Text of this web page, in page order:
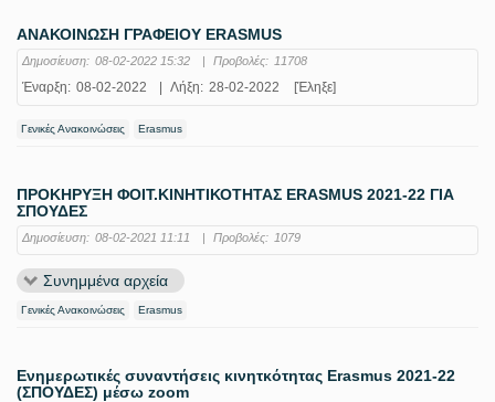
ΑΝΑΚΟΙΝΩΣΗ ΓΡΑΦΕΙΟΥ ERASMUS
Δημοσίευση: 08-02-2022 15:32 | Προβολές: 11708
Έναρξη: 08-02-2022 Λήξη: 28-02-2022 [Έληξε]
Γενικές Ανακοινώσεις Erasmus
ΠΡΟΚΗΡΥΞΗ ΦΟΙΤ.ΚΙΝΗΤΙΚΟΤΗΤΑΣ ERASMUS 2021-22 ΓΙΑ
ΣΠΟΥΔΕΣ
Δημοσίευση: 08-02-2021 11:11 | Προβολές: 1079
Συνημμένα αρχεία
Γενικές Ανακοινώσεις Erasmus
Ενημερωτικές συναντήσεις κινητκότητας Erasmus 2021-22
(ΣΠΟΥΔΕΣ) μέσω zoom